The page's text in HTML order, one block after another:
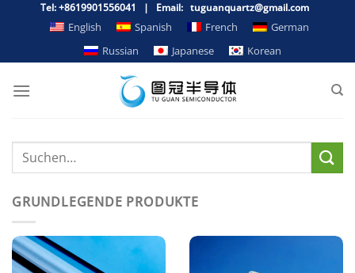
Tel: +8619901556041 | Email: tuguanquartz@gmail.com
English Spanish French
German
Russian
Japanese Korean
GRUNDLEGENDE PRODUKTE